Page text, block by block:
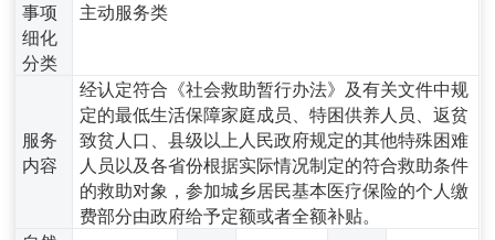
事项
细化
分类
主动服务类
服务
内容
经认定符合《社会救助暂行办法》及有关文件中规
定的最低生活保障家庭成员、特困供养人员、返贫
致贫人口、县级以上人民政府规定的其他特殊困难
人员以及各省份根据实际情况制定的符合救助条件
的救助对象，参加城乡居民基本医疗保险的个人缴
费部分由政府给予定额或者全额补贴。